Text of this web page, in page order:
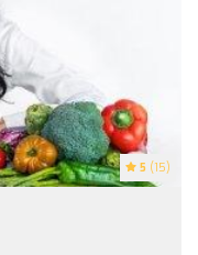
5 (15)